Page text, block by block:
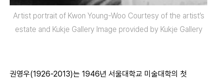
Artist portrait of Kwon Young-Woo Courtesy of the artist’s
estate and Kukje Gallery Image provided by Kukje Gallery
권영우(1926-2013)는 1946년 서울대학교 미술대학의 첫